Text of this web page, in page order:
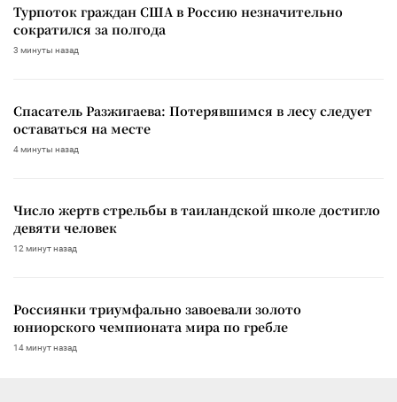
Турпоток граждан США в Россию незначительно
сократился за полгода
3 минуты назад
Спасатель Разжигаева: Потерявшимся в лесу следует
оставаться на месте
4 минуты назад
Число жертв стрельбы в таиландской школе достигло
девяти человек
12 минут назад
Россиянки триумфально завоевали золото
юниорского чемпионата мира по гребле
14 минут назад